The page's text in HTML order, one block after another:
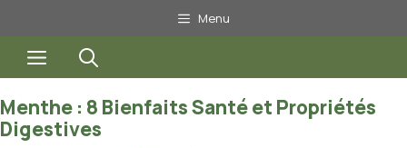
au
contenu
Menu
Menu
Menthe : 8 Bienfaits Santé et Propriétés
Digestives